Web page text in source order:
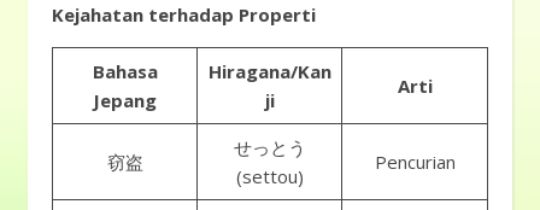
Kejahatan terhadap Properti
Bahasa
Jepang
Hiragana/Kan
ji
Arti
窃盗
せっとう
(settou)
Pencurian